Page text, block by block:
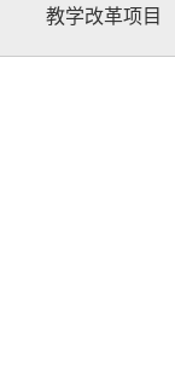
教学改革项目